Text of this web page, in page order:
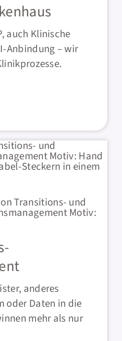
auch Klinische
Anbindung – wir
anderes
oder Daten in die
mehr als nur